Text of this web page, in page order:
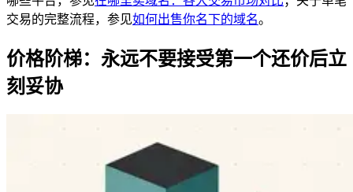
交易的完整流程，参见如何出售你名下的域名。
价格阶梯：永远不要接受第一个还价后立
刻妥协